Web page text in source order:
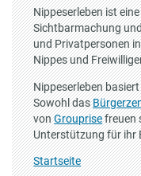
Nippeserleben ist
Sichtbarmachung
und Privatpersonen
Nippes und
Nippeserleben
Sowohl das
vonGrouprisefreuen
Unterstützung für ihr
Startseite